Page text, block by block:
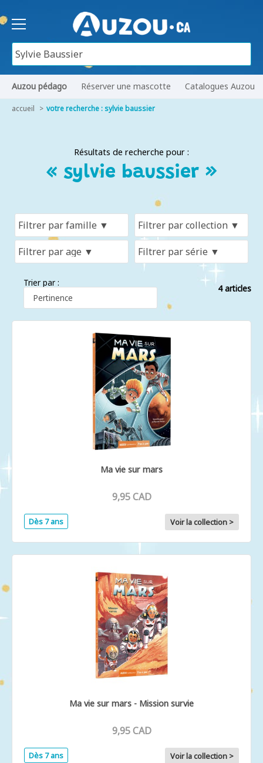
Auzou pédago Réserver une mascotte Catalogues Auzou
accueil votre recherche : sylvie baussier
Résultats de recherche pour :
« sylvie baussier »
Trier par :
4 articles
Ma vie sur mars
9,95 CAD
Dès 7 ans Voir la collection >
Ma vie sur mars - Mission survie
9,95 CAD
Dès 7 ans Voir la collection >